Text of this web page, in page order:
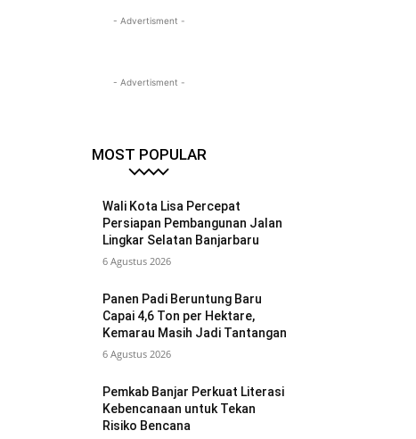
- Advertisment -
- Advertisment -
MOST POPULAR
Wali Kota Lisa Percepat
Persiapan Pembangunan Jalan
Lingkar Selatan Banjarbaru
6 Agustus 2026
Panen Padi Beruntung Baru
Capai 4,6 Ton per Hektare,
Kemarau Masih Jadi Tantangan
6 Agustus 2026
Pemkab Banjar Perkuat Literasi
Kebencanaan untuk Tekan
Risiko Bencana